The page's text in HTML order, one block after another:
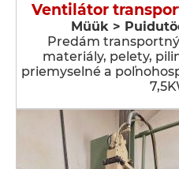
Ventilátor
Müük >
Predám
materiály, pelety,
priemyselné a